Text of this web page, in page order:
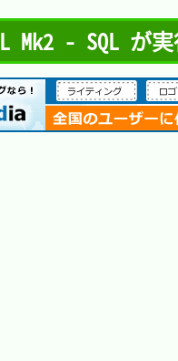
Mk2 - SQL が実